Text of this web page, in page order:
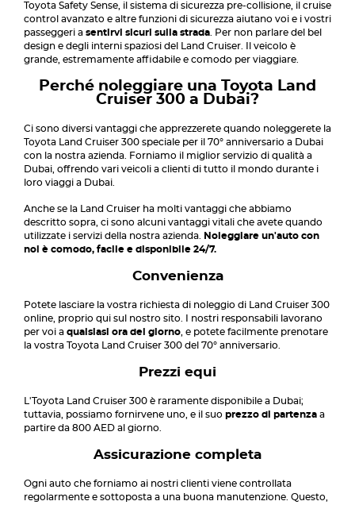
Toyota Safety Sense, il sistema di sicurezza pre-collisione, il cruise
control avanzato e altre funzioni di sicurezza aiutano voi e i vostri
passeggeri a sentirvi sicuri sulla strada . Per non parlare del bel
design e degli interni spaziosi del Land Cruiser. Il veicolo è
grande, estremamente affidabile e comodo per viaggiare.
Perché noleggiare una Toyota Land
Cruiser 300 a Dubai?
Ci sono diversi vantaggi che apprezzerete quando noleggerete la
Toyota Land Cruiser 300 speciale per il 70° anniversario a Dubai
con la nostra azienda. Forniamo il miglior servizio di qualità a
Dubai, offrendo vari veicoli a clienti di tutto il mondo durante i
loro viaggi a Dubai.
Anche se la Land Cruiser ha molti vantaggi che abbiamo
descritto sopra, ci sono alcuni vantaggi vitali che avete quando
utilizzate i servizi della nostra azienda.
Noleggiare un'auto con
noi è comodo, facile e disponibile 24/7.
Convenienza
Potete lasciare la vostra richiesta di noleggio di Land Cruiser 300
online, proprio qui sul nostro sito. I nostri responsabili lavorano
per voi a qualsiasi ora del giorno , e potete facilmente prenotare
la vostra Toyota Land Cruiser 300 del 70° anniversario.
Prezzi equi
L'Toyota Land Cruiser 300 è raramente disponibile a Dubai;
tuttavia, possiamo fornirvene uno, e il suo prezzo di partenza a
partire da 800 AED al giorno.
Assicurazione completa
Ogni auto che forniamo ai nostri clienti viene controllata
regolarmente e sottoposta a una buona manutenzione. Questo,